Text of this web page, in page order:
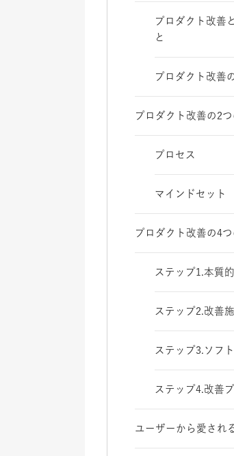
プロダクト改善
と
プロダクト改善
プロダクト改善の2
プロセス
マインドセット
プロダクト改善の4
ステップ1.本質
ステップ2.改善
ステップ3.ソフ
ステップ4.改善
ユーザーから愛され